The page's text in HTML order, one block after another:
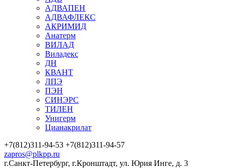
АДВАПЕН
АДВАФЛЕКС
АКРИМИД
Анатерм
ВИЛАД
Виладекс
ДН
КВАНТ
ЛПЭ
ПЭН
СИНЭРС
ТИЛЕН
Унигерм
Цианакрилат
+7(812)311-94-53 +7(812)311-94-57
zapros@plkpp.ru
г.Санкт-Петербург, г.Кронштадт, ул. Юрия Инге, д. 3